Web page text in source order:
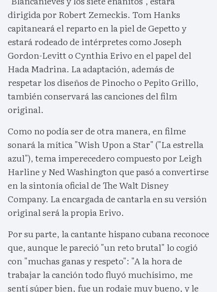
dirigida por Robert Zemeckis. Tom Hanks
capitaneará el reparto en la piel de Gepetto y
estará rodeado de intérpretes como Joseph
Gordon-Levitt o Cynthia Erivo en el papel del
Hada Madrina. La adaptación, además de
respetar los diseños de Pinocho o Pepito Grillo,
también conservará las canciones del film
original.
Como no podía ser de otra manera, en filme
sonará la mítica "Wish Upon a Star" ("La estrella
azul"), tema imperecedero compuesto por Leigh
Harline y Ned Washington que pasó a convertirse
en la sintonía oficial de The Walt Disney
Company. La encargada de cantarla en su versión
original será la propia Erivo.
Por su parte, la cantante hispano cubana reconoce
que, aunque le pareció "un reto brutal" lo cogió
con "muchas ganas y respeto": "A la hora de
trabajar la canción todo fluyó muchísimo, me
sentí súper bien, fue un rodaje muy bueno, y le